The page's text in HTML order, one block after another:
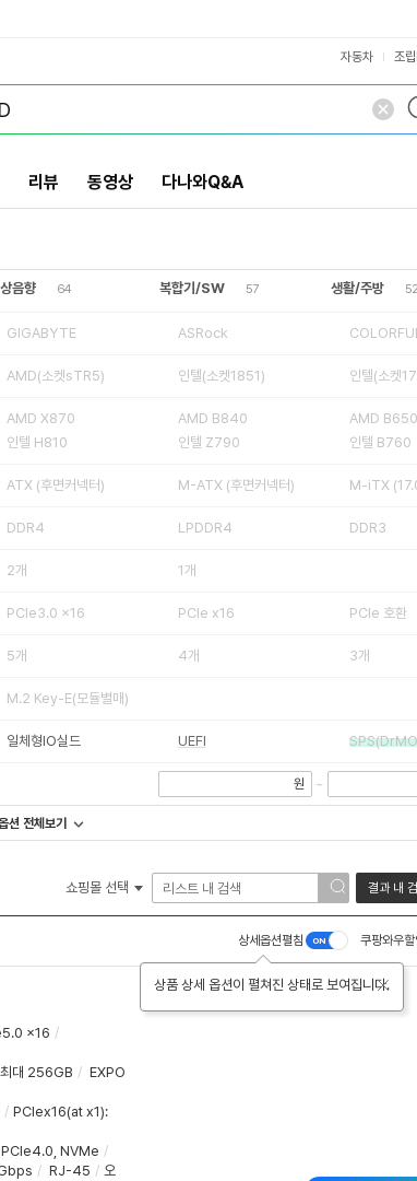
자동차 조
리뷰 동영상 다나와Q&A
음향 64 복합기/SW 57 생활/주방 52
GIGABYTE ASRock
AMD(소켓sTR5) 인텔(소켓1851) 인텔(소켓
AMD X870 AMD B840 AMD B650
인텔 H810 인텔 Z790 인텔 B760
ATX (후면커넥터) M-ATX (후면커넥터)
DDR4 LPDDR4 DDR3
2개 1개
PCIe3.0 x16 PCIe x16 PCIe 호환
5개 4개 3개
M.2 Key-E(모듈별매)
일체형IO실드 UEFI
원 ~
션 전체보기
쇼핑몰 선택 결과 내
상세옵션펼침
상품 상세 옵션이 펼쳐진 상태로 보여집니다.
쿠팡와우할
x16 /
최대 256GB / EXPO
/ PCIex16(at x1):
NVMe /
/ RJ-45 / 오